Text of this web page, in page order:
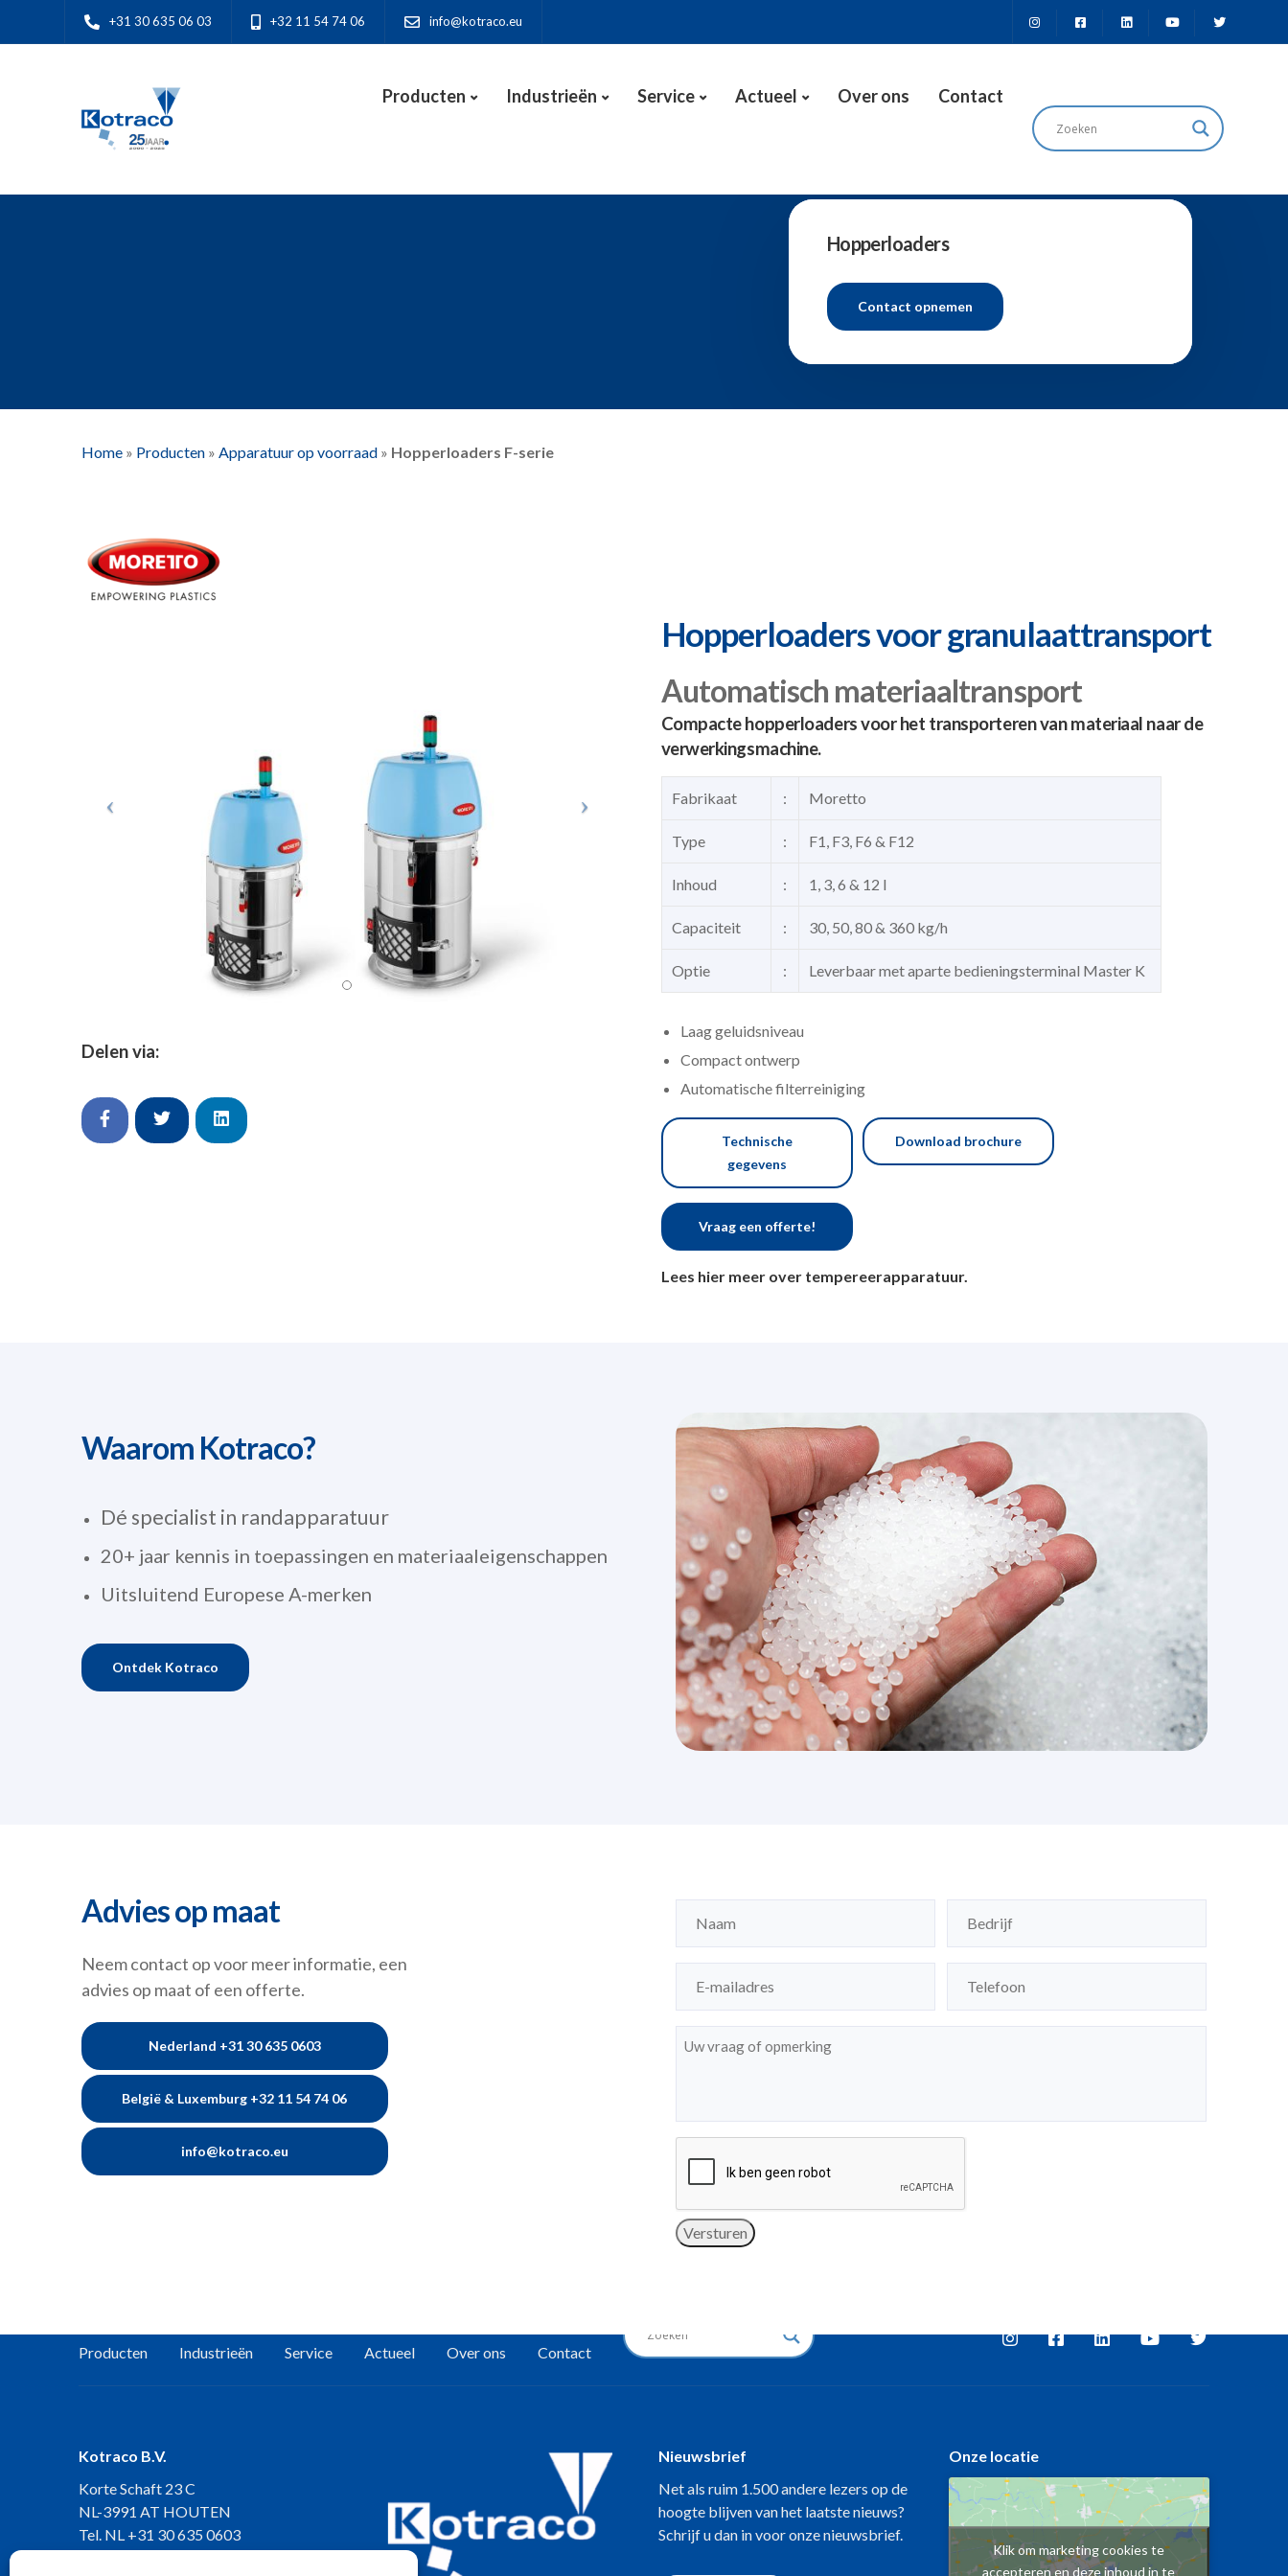
+31 30 635 06 03 +32 11 54 74 06 info@kotraco.eu
Producten Industrieën Service Actueel Over ons Contact
Hopperloaders
Contact opnemen
Home» Producten» Apparatuur op voorraad» Hopperloaders F-serie
Delen via:
Hopperloaders voor granulaattransport
Automatisch materiaaltransport
Compacte hopperloaders voor het transporteren van materiaal naar de
verwerkingsmachine.
Fabrikaat : Moretto
Type : F1, F3, F6 & F12
Inhoud : 1, 3, 6 & 12 l
Capaciteit : 30, 50, 80 & 360 kg/h
Optie : Leverbaar met aparte bedieningsterminal Master K
Laag geluidsniveau
Compact ontwerp
Automatische filterreiniging
Technische
gegevens
Download brochure
Vraag een offerte!
Lees hier meer over tempereerapparatuur.
Waarom Kotraco?
Dé specialist in randapparatuur
20+ jaar kennis in toepassingen en materiaaleigenschappen
Uitsluitend Europese A-merken
Ontdek Kotraco
Advies op maat
Neem contact op voor meer informatie, een
advies op maat of een offerte.
Nederland +31 30 635 0603
België & Luxemburg +32 11 54 74 06
info@kotraco.eu
mailadres(Vereist)
Versturen
Producten Industrieën Service Actueel Over ons Contact
Kotraco B.V.
Korte Schaft 23 C
NL-3991 AT HOUTEN
Tel. NL +31 30 635 0603
Nieuwsbrief
Net als ruim 1.500 andere lezers op de
hoogte blijven van het laatste nieuws?
Schrijf u dan in voor onze nieuwsbrief.
Onze locatie
Klik om marketing cookies te
accepteren en deze inhoud in te